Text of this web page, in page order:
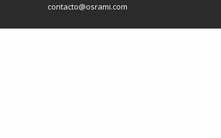
contacto@osrami.com